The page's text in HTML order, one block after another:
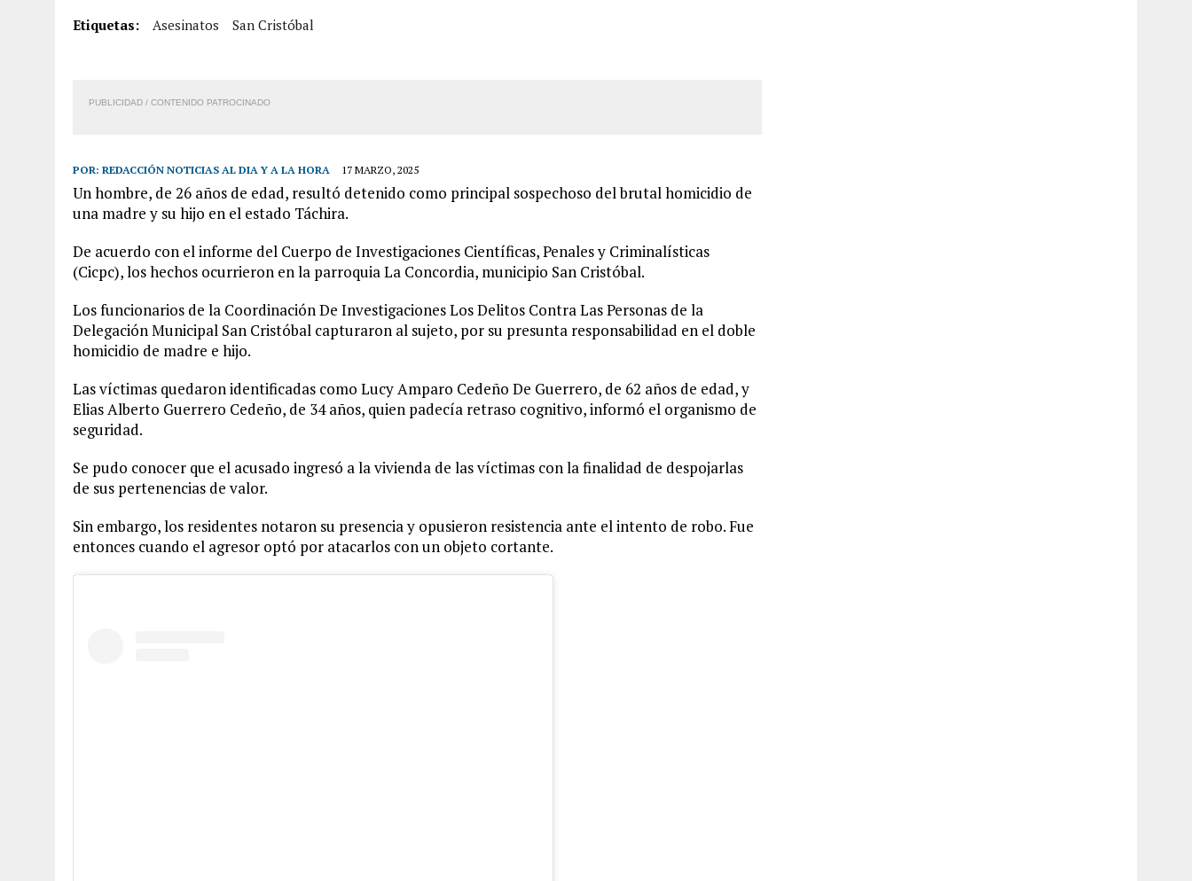
Etiquetas: Asesinatos San Cristóbal
PUBLICIDAD / CONTENIDO PATROCINADO
POR: REDACCIÓN NOTICIAS AL DIA Y A LA HORA 17 MARZO, 2025
Un hombre, de 26 años de edad, resultó detenido como principal sospechoso del brutal homicidio de
una madre y su hijo en el estado Táchira.
De acuerdo con el informe del Cuerpo de Investigaciones Científicas, Penales y Criminalísticas
(Cicpc), los hechos ocurrieron en la parroquia La Concordia, municipio San Cristóbal.
Los funcionarios de la Coordinación De Investigaciones Los Delitos Contra Las Personas de la
Delegación Municipal San Cristóbal capturaron al sujeto, por su presunta responsabilidad en el doble
homicidio de madre e hijo.
Las víctimas quedaron identificadas como Lucy Amparo Cedeño De Guerrero, de 62 años de edad, y
Elias Alberto Guerrero Cedeño, de 34 años, quien padecía retraso cognitivo, informó el organismo de
seguridad.
Se pudo conocer que el acusado ingresó a la vivienda de las víctimas con la finalidad de despojarlas
de sus pertenencias de valor.
Sin embargo, los residentes notaron su presencia y opusieron resistencia ante el intento de robo. Fue
entonces cuando el agresor optó por atacarlos con un objeto cortante.